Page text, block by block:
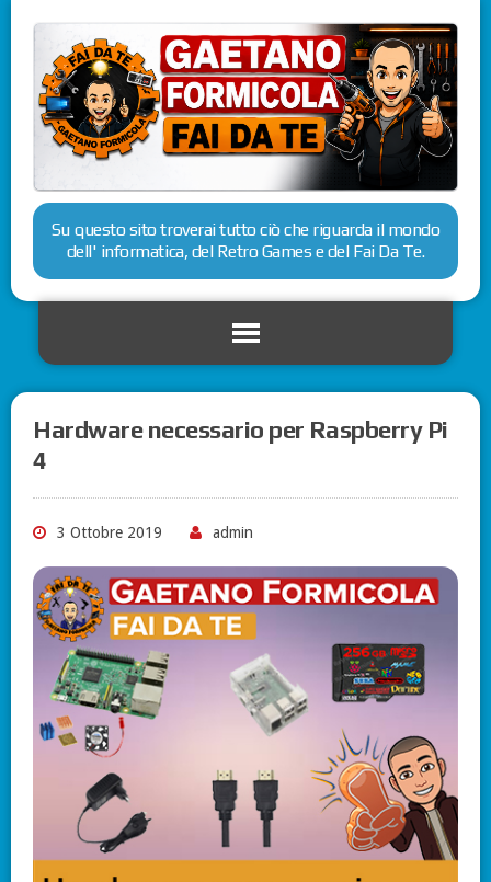
Su questo sito troverai tutto ciò che riguarda il mondo
dell' informatica, del Retro Games e del Fai Da Te.
Hardware necessario per Raspberry Pi
4
3 Ottobre 2019 admin